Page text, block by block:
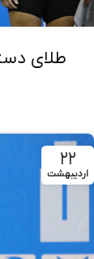
۲۲
اردیبهشت